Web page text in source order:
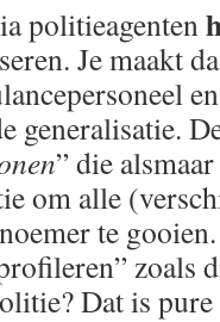
politieagenten
Je maakt
generalisatie.
” die
om alle
te
zoals
Dat is